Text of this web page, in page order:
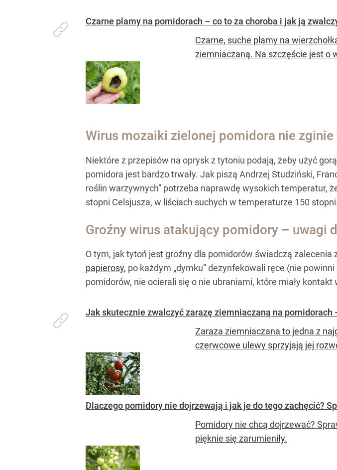
Czarne plamy na pomidorach – co to za choroba i jak ją
Czarne, suche plamy na
ziemniaczaną. Na szczęście jest o
Wirus mozaiki zielonej pomidora nie
Niektóre z przepisów na oprysk z tytoniu podają, żeby użyć
pomidora jest bardzo trwały. Jak piszą Andrzej Studziński,
roślin warzywnych” potrzeba naprawdę wysokich temperatur,
stopni Celsjusza, w liściach suchych w temperaturze 150
Groźny wirus atakujący pomidory – uwagi
O tym, jak tytoń jest groźny dla pomidorów świadczą
papierosy, po każdym „dymku” dezynfekowali ręce (nie
pomidorów, nie ocierali się o nie ubraniami, które miały
Jak skutecznie zwalczyć zarazę ziemniaczaną na pomidorach
Zaraza ziemniaczana to jedna z
czerwcowe ulewy sprzyjają jej
Dlaczego pomidory nie dojrzewają i jak je do tego zachęcić?
Pomidory nie chcą dojrzewać?
pięknie się zarumieniły.